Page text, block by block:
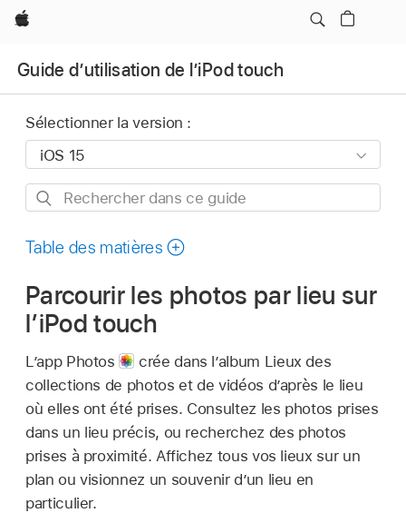
Apple
Guide d’utilisation de l’iPod touch
Sélectionner la version :
Rechercher
ce
Table des matières
Parcourir les photos par lieu sur
l’iPod touch
L’app Photos
crée dans l’album Lieux des
collections de photos et de vidéos d’après le lieu
où elles ont été prises. Consultez les photos prises
dans un lieu précis, ou recherchez des photos
prises à proximité. Affichez tous vos lieux sur un
plan ou visionnez un souvenir d’un lieu en
particulier.